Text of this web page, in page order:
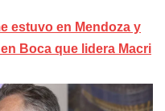
estuvo en Mendoza y
Boca que lidera Macri